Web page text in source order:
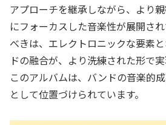
アプローチを継承しながら、より
にフォーカスした音楽性が展開さ
べきは、エレクトロニックな要素
ドの融合が、より洗練された形で実
このアルバムは、バンドの音楽的
として位置づけられています。